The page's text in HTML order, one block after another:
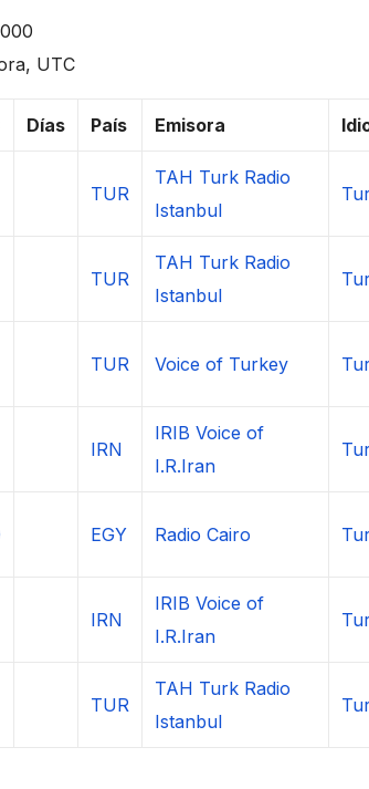
UTC
Días País Emisora
TUR
TAH Turk Radio
Istanbul
TUR
TAH Turk Radio
Istanbul
TUR Voice of Turkey
IRN
IRIB Voice of
I.R.Iran
EGY Radio Cairo
IRN
IRIB Voice of
I.R.Iran
TUR
TAH Turk Radio
Istanbul